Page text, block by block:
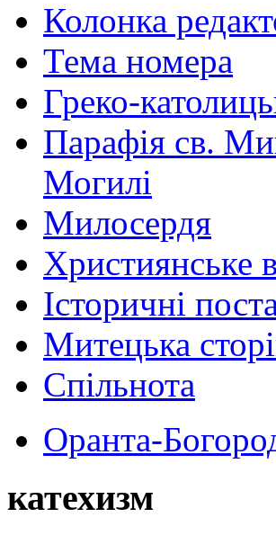
Колонка
Тема номера
Греко-
Парафія св.
Могилі
Милосердя
Християнське
Історичні
Митецька
Спільнота
Оранта-
катехизм